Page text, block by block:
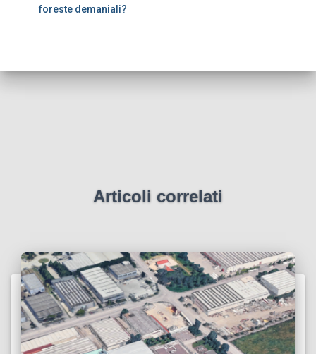
foreste demaniali?
Articoli correlati